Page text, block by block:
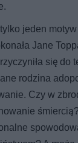
jeden
Jane
się do
rodzina
Czy w